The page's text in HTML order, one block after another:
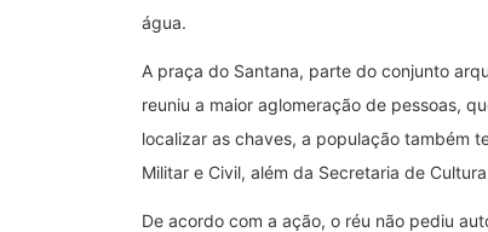
água.
A praça do Santana, parte do conjunto
reuniu a maior aglomeração de pessoas,
localizar as chaves, a população também
Militar e Civil, além da Secretaria de
De acordo com a ação, o réu não pediu